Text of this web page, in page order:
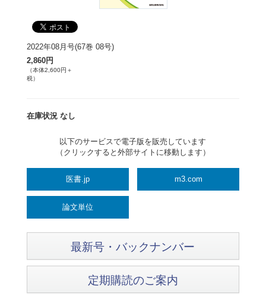
2022年08月号(67巻 08号)
2,860円
（本体2,600円＋
税）
在庫状況 なし
以下のサービスで電子版を販売しています
（クリックすると外部サイトに移動します）
医書.jp m3.com
論文単位
最新号・バックナンバー
定期購読のご案内